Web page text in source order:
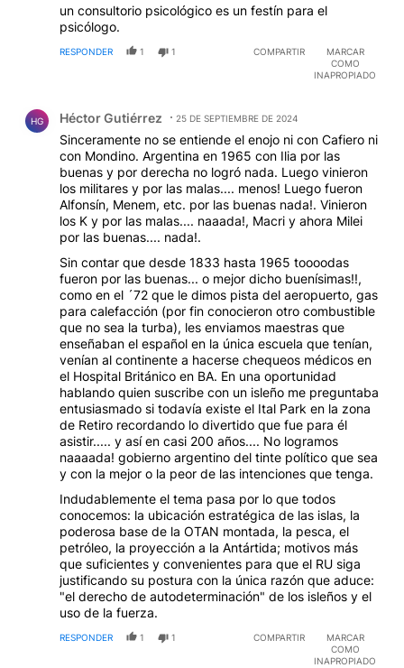
un consultorio psicológico es un festín para el
psicólogo.
RESPONDER 1 1 COMPARTIR
MARCAR
COMO
INAPROPIADO
HG Héctor Gutiérrez 25 DE SEPTIEMBRE DE 2024
Sinceramente no se entiende el enojo ni con Cafiero ni
con Mondino. Argentina en 1965 con Ilia por las
buenas y por derecha no logró nada. Luego vinieron
los militares y por las malas.... menos! Luego fueron
Alfonsín, Menem, etc. por las buenas nada!. Vinieron
los K y por las malas.... naaada!, Macri y ahora Milei
por las buenas.... nada!.
Sin contar que desde 1833 hasta 1965 toooodas
fueron por las buenas... o mejor dicho buenísimas!!,
como en el ´72 que le dimos pista del aeropuerto, gas
para calefacción (por fin conocieron otro combustible
que no sea la turba), les enviamos maestras que
enseñaban el español en la única escuela que tenían,
venían al continente a hacerse chequeos médicos en
el Hospital Británico en BA. En una oportunidad
hablando quien suscribe con un isleño me preguntaba
entusiasmado si todavía existe el Ital Park en la zona
de Retiro recordando lo divertido que fue para él
asistir..... y así en casi 200 años.... No logramos
naaaada! gobierno argentino del tinte político que sea
y con la mejor o la peor de las intenciones que tenga.
Indudablemente el tema pasa por lo que todos
conocemos: la ubicación estratégica de las islas, la
poderosa base de la OTAN montada, la pesca, el
petróleo, la proyección a la Antártida; motivos más
que suficientes y convenientes para que el RU siga
justificando su postura con la única razón que aduce:
"el derecho de autodeterminación" de los isleños y el
uso de la fuerza.
RESPONDER 1 1 COMPARTIR
MARCAR
COMO
INAPROPIADO